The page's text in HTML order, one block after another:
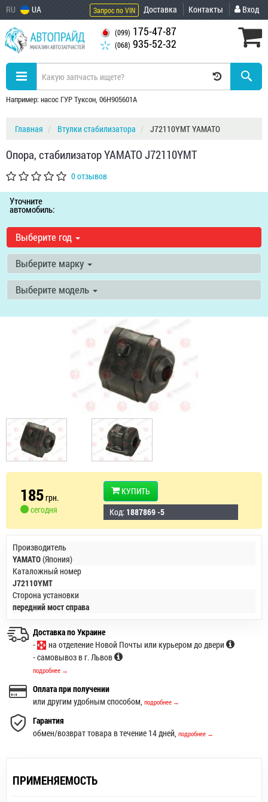
RU UA Запрос по VIN Доставка Контакты Вход
(099) 175-47-87
(068) 935-52-32
Например: насос ГУР Туксон, 06H905601A
Главная Втулки стабилизатора J72110YMT YAMATO
Опора, стабилизатор YAMATO J72110YMT
0 отзывов
Уточните
автомобиль:
Выберите год
Выберите марку
Выберите модель
185грн.
сегодня
КУПИТЬ
Код: 1887869 -5
Производитель
YAMATO(Япония)
Каталожный номер
J72110YMT
Сторона установки
передний мост справа
Доставка по Украине
-
на отделение Новой Почты или курьером до двери
- самовывоз в г. Львов
подробнее →
Оплата при получении
или другим удобным способом, подробнее →
Гарантия
обмен/возврат товара в течение 14 дней, подробнее →
ПРИМЕНЯЕМОСТЬ